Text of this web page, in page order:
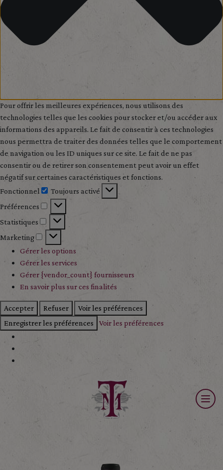
Pour offrir les meilleures expériences, nous utilisons des
technologies telles que les cookies pour stocker et/ou accéder aux
informations des appareils. Le fait de consentir à ces technologies
nous permettra de traiter des données telles que le comportement
de navigation ou les ID uniques sur ce site. Le fait de ne pas
consentir ou de retirer son consentement peut avoir un effet
négatif sur certaines caractéristiques et fonctions.
Fonctionnel
Fonctionnel
Toujours activé
Préférences
Préférences
Statistiques
Statistiques
Marketing
Marketing
Gérer les options
Gérer les services
Gérer {vendor_count} fournisseurs
En savoir plus sur ces finalités
Accepter Refuser
Voir les préférences
Enregistrer les préférences
Voir les préférences